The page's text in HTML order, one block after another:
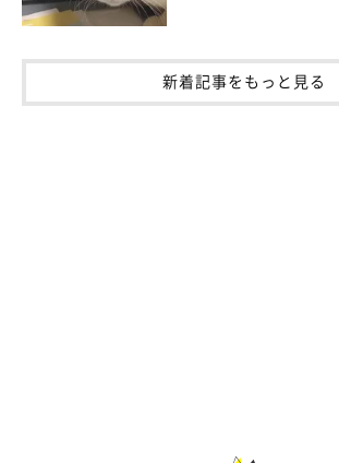
を実感します」
「床に転がる猫の開き」
新着記事をもっと見る